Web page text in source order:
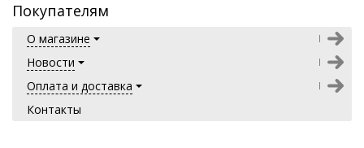
Покупателям
О магазине
Новости
Оплата и доставка
Контакты